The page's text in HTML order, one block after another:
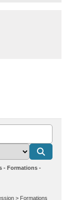
- Formations -
> Formations